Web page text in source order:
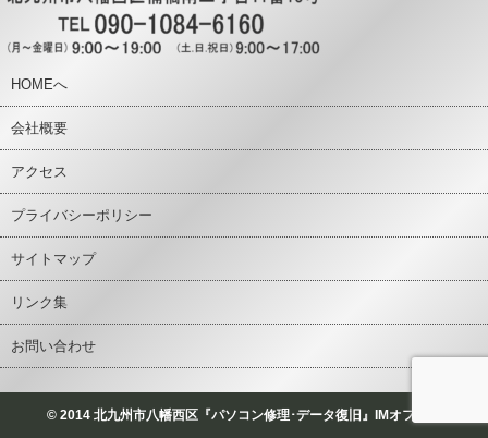
HOMEへ
会社概要
アクセス
プライバシーポリシー
サイトマップ
リンク集
お問い合わせ
© 2014 北九州市八幡西区『パソコン修理･データ復旧』IMオフィス